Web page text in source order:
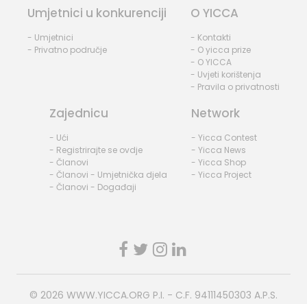
Umjetnici u konkurenciji
- Umjetnici
- Privatno područje
O YICCA
- Kontakti
- O yicca prize
- O YICCA
- Uvjeti korištenja
- Pravila o privatnosti
Zajednicu
- Ući
- Registrirajte se ovdje
- Članovi
- Članovi - Umjetnička djela
- Članovi - Događaji
Network
- Yicca Contest
- Yicca News
- Yicca Shop
- Yicca Project
© 2026 WWW.YICCA.ORG P.I. - C.F. 94111450303 A.P.S.